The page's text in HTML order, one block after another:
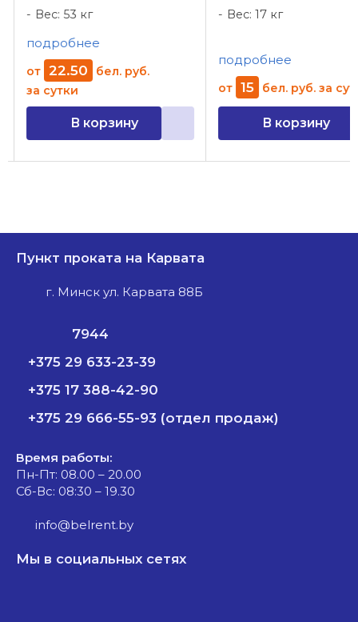
Вес: 53 кг
подробнее
от 22.50
бел. руб.
за сутки
В корзину
Вес: 17 кг
подробнее
от 15 бел. руб. за
В корзину
Пункт проката на Карвата
г. Минск ул. Карвата 88Б
7944
+375 29 633-23-39
+375 17 388-42-90
+375 29 666-55-93 (отдел продаж)
Время работы:
Пн-Пт: 08.00 – 20.00
Сб-Вс: 08:30 – 19.30
info@belrent.by
Мы в социальных сетях